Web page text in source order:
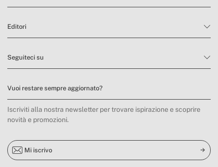
Editori
Seguiteci su
Vuoi restare sempre aggiornato?
Iscriviti alla nostra newsletter per trovare ispirazione e scoprire
novità e promozioni.
Mi iscrivo